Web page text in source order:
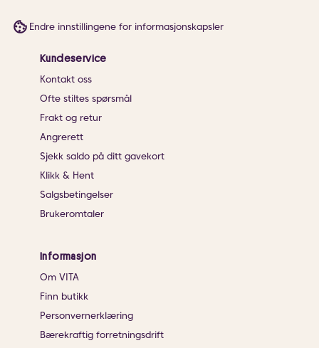
Endre innstillingene for informasjonskapsler
Kundeservice
Kontakt oss
Ofte stiltes spørsmål
Frakt og retur
Angrerett
Sjekk saldo på ditt gavekort
Klikk & Hent
Salgsbetingelser
Brukeromtaler
Informasjon
Om VITA
Finn butikk
Personvernerklæring
Bærekraftig forretningsdrift